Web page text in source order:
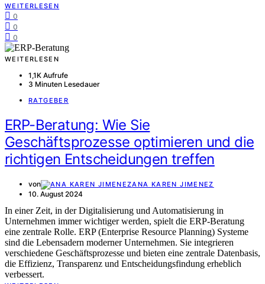
WEITERLESEN
0
0
0
WEITERLESEN
1,1K Aufrufe
3 Minuten Lesedauer
RATGEBER
ERP-Beratung: Wie Sie
Geschäftsprozesse optimieren und die
richtigen Entscheidungen treffen
von ANA KAREN JIMENEZ
10. August 2024
In einer Zeit, in der Digitalisierung und Automatisierung in
Unternehmen immer wichtiger werden, spielt die ERP-Beratung
eine zentrale Rolle. ERP (Enterprise Resource Planning) Systeme
sind die Lebensadern moderner Unternehmen. Sie integrieren
verschiedene Geschäftsprozesse und bieten eine zentrale Datenbasis,
die Effizienz, Transparenz und Entscheidungsfindung erheblich
verbessert.